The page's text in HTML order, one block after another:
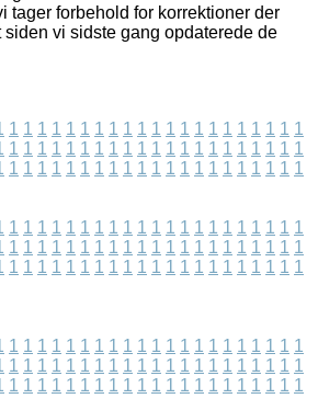
tager forbehold for korrektioner der
siden vi sidste gang opdaterede de
1 1 1 1 1 1 1 1 1 1 1 1 1 1 1 1 1 1 1 1 1
1 1 1 1 1 1 1 1 1 1 1 1 1 1 1 1 1 1 1 1 1
1 1 1 1 1 1 1 1 1 1 1 1 1 1 1 1 1 1 1 1 1
1 1 1 1 1 1 1 1 1 1 1 1 1 1 1 1 1 1 1 1 1
1 1 1 1 1 1 1 1 1 1 1 1 1 1 1 1 1 1 1 1 1
1 1 1 1 1 1 1 1 1 1 1 1 1 1 1 1 1 1 1 1 1
1 1 1 1 1 1 1 1 1 1 1 1 1 1 1 1 1 1 1 1 1
1 1 1 1 1 1 1 1 1 1 1 1 1 1 1 1 1 1 1 1 1
1 1 1 1 1 1 1 1 1 1 1 1 1 1 1 1 1 1 1 1 1